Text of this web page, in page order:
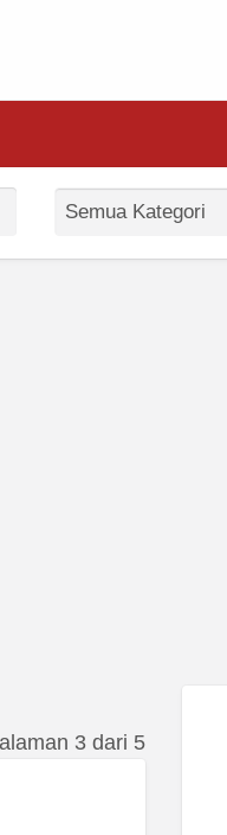
3 dari 5